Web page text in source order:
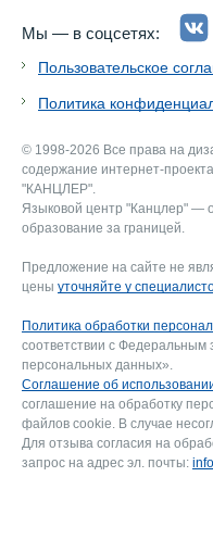
Мы — в соцсетях:
Пользовательское
Политика
© 1998-2026 Все права на
содержание интернет-
"КАНЦЛЕР".
Языковой центр "Канцлер" —
образование за границей.
Предложение на сайте не
цены уточняйте у
Политика обработки
соответствии с
персональных данных».
Соглашение об
соглашение на обработку
файлов cookie. В случае
Для отзыва согласия на
запрос на адрес эл. почты: